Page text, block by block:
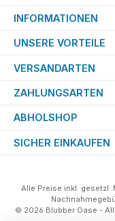
INFORMATIONEN
UNSERE VORTEILE
VERSANDARTEN
ZAHLUNGSARTEN
ABHOLSHOP
SICHER EINKAUFEN
Alle Preise inkl. gesetzl.
© 2026 Blubber Oase -